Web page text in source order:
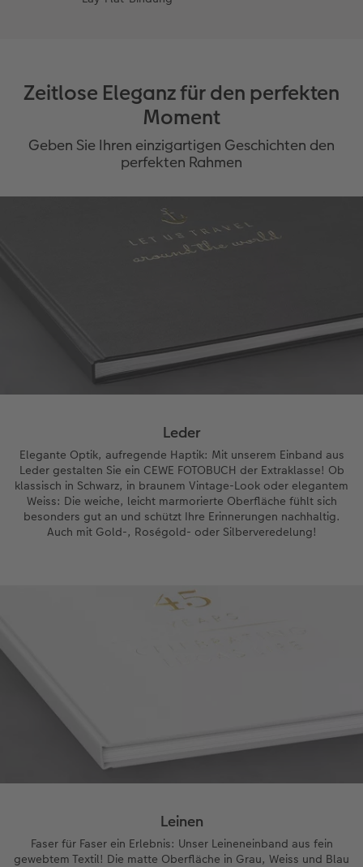
Zeitlose Eleganz für den perfekten
Moment
Geben Sie Ihren einzigartigen Geschichten den
perfekten Rahmen
Leder
Elegante Optik, aufregende Haptik: Mit unserem Einband aus
Leder gestalten Sie ein CEWE FOTOBUCH der Extraklasse! Ob
klassisch in Schwarz, in braunem Vintage-Look oder elegantem
Weiss: Die weiche, leicht marmorierte Oberfläche fühlt sich
besonders gut an und schützt Ihre Erinnerungen nachhaltig.
Auch mit Gold-, Roségold- oder Silberveredelung!
Leinen
Faser für Faser ein Erlebnis: Unser Leineneinband aus fein
gewebtem Textil! Die matte Oberfläche in Grau, Weiss und Blau